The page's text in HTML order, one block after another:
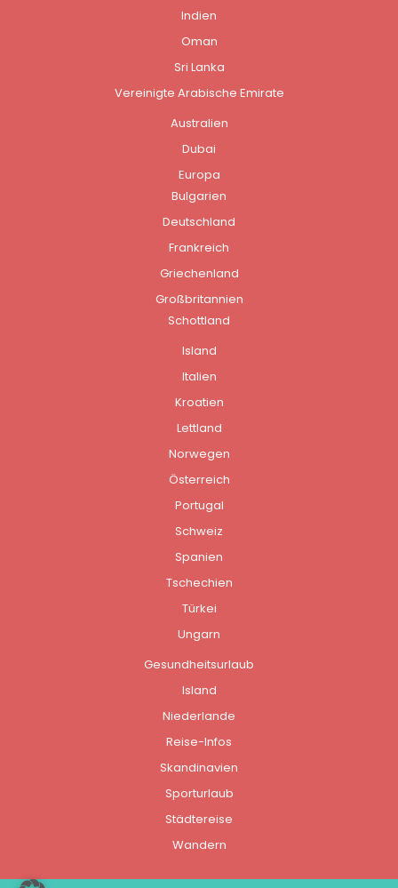
Indien
Oman
Sri Lanka
Vereinigte Arabische Emirate
Australien
Dubai
Europa
Bulgarien
Deutschland
Frankreich
Griechenland
Großbritannien
Schottland
Island
Italien
Kroatien
Lettland
Norwegen
Österreich
Portugal
Schweiz
Spanien
Tschechien
Türkei
Ungarn
Gesundheitsurlaub
Island
Niederlande
Reise-Infos
Skandinavien
Sporturlaub
Städtereise
Wandern